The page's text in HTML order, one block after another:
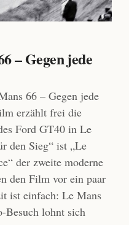
– Gegen jede
66 – Gegen jede
erzählt frei die
Ford GT40 in Le
den Sieg“ ist „Le
der zweite moderne
den Film vor ein paar
ist einfach: Le Mans
Besuch lohnt sich